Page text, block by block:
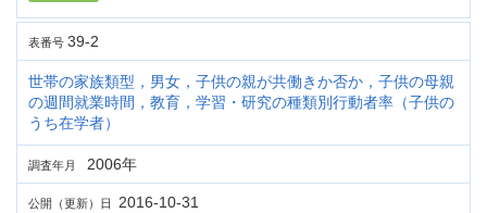
表番号 39-2
世帯の家族類型，男女，子供の親が共働きか否か，子供の母親
の週間就業時間，教育，学習・研究の種類別行動者率（子供の
うち在学者）
調査年月 2006年
公開（更新）日 2016-10-31